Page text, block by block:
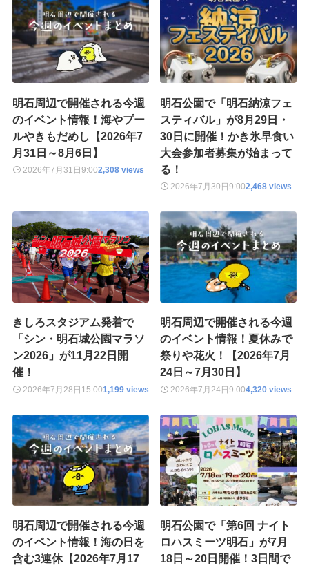
明石周辺で開催される今週
のイベント情報！海やプー
ルやきもだめし【2026年7
月31日～8月6日】
2026年7月31日 9:002,308 views
明石公園で「明石納涼フェ
スティバル」が8月29日・
30日に開催！かき氷早食い
大会参加者募集が始まって
る！
2026年7月30日9:002,468 views
きしろスタジアム発着で
「シン・明石城公園マラソ
ン2026」が11月22日開
催！
2026年7月28日 15:001,199 views
明石周辺で開催される今週
のイベント情報！夏休みで
祭りや花火！【2026年7月
24日～7月30日】
2026年7月24日9:004,320 views
明石周辺で開催される今週
のイベント情報！海の日を
含む3連休【2026年7月17
明石公園で「第6回 ナイト
ロハスミーツ明石」が7月
18日～20日開催！3日間で